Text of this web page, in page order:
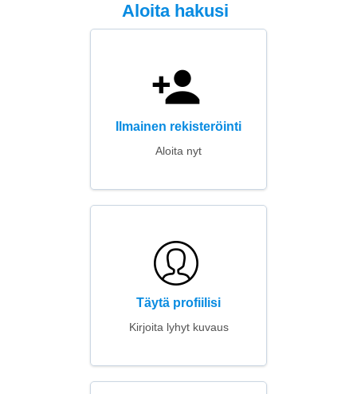
Aloita hakusi
Ilmainen rekisteröinti
Aloita nyt
Täytä profiilisi
Kirjoita lyhyt kuvaus